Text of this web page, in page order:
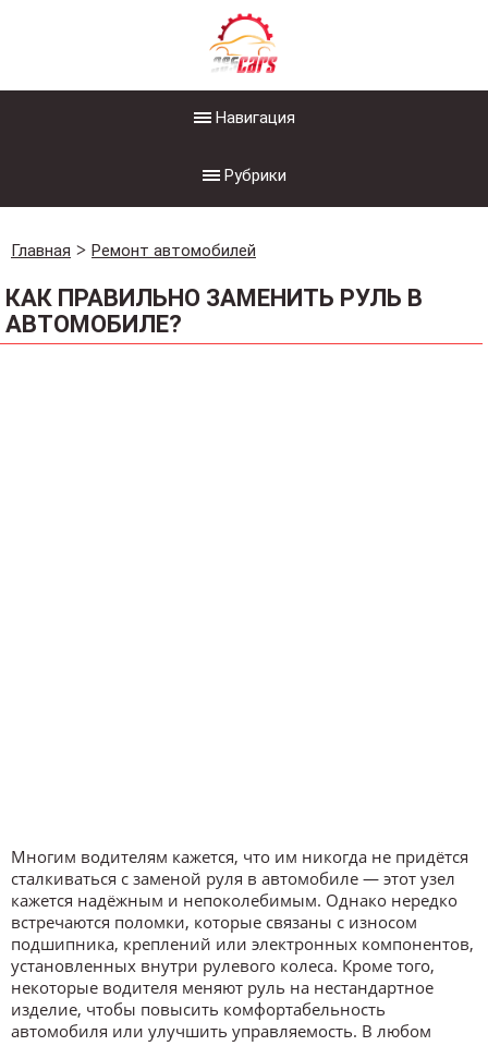
Навигация
Рубрики
Главная Ремонт автомобилей
КАК ПРАВИЛЬНО ЗАМЕНИТЬ РУЛЬ В
АВТОМОБИЛЕ?
Многим водителям кажется, что им никогда не придётся
сталкиваться с заменой руля в автомобиле — этот узел
кажется надёжным и непоколебимым. Однако нередко
встречаются поломки, которые связаны с износом
подшипника, креплений или электронных компонентов,
установленных внутри рулевого колеса. Кроме того,
некоторые водителя меняют руль на нестандартное
изделие, чтобы повысить комфортабельность
автомобиля или улучшить управляемость. В любом